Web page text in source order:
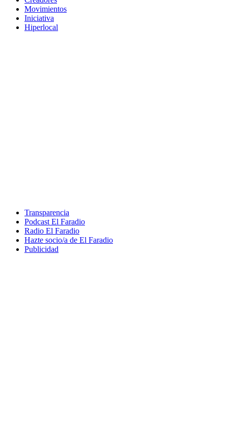
Movimientos
Iniciativa
Hiperlocal
Transparencia
Podcast El Faradio
Radio El Faradio
Hazte socio/a de El Faradio
Publicidad